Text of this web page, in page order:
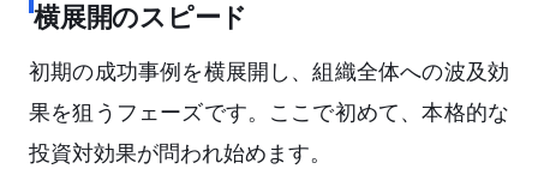
横展開のスピード
初期の成功事例を横展開し、組織全体への波及効
果を狙うフェーズです。ここで初めて、本格的な
投資対効果が問われ始めます。